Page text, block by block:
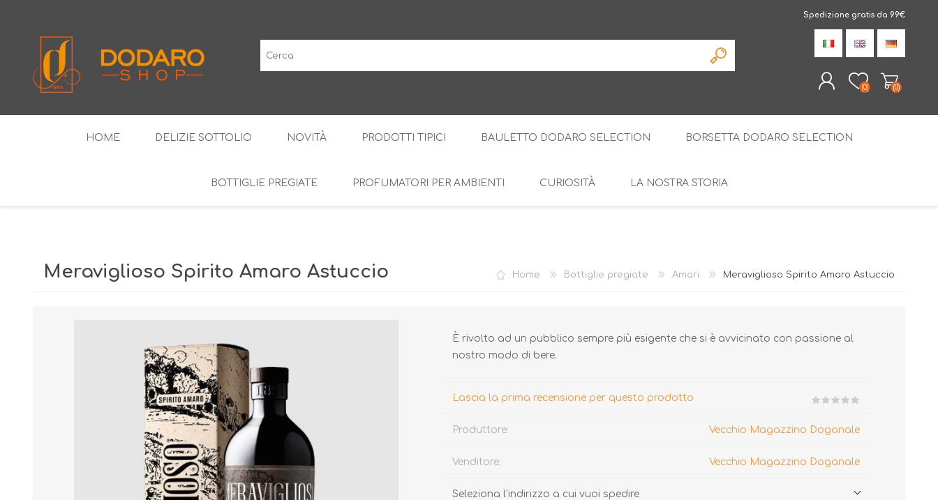
Spedizione gratis da 99€
REGISTRATI
(0) (0)
HOME DELIZIE SOTTOLIO NOVITÀ PRODOTTI TIPICI
MARMELLATE
BAULETTO DODARO SELECTION BORSETTA DODARO SELECTION
BOTTIGLIE PREGIATE PROFUMATORI PER AMBIENTI CURIOSITÀ LA NOSTRA STORIA
Home Bottiglie pregiate Amari Meraviglioso Spirito Amaro Astuccio
Meraviglioso Spirito Amaro Astuccio
È rivolto ad un pubblico sempre più esigente che si è avvicinato con passione al
nostro modo di bere.
Lascia la prima recensione per questo prodotto
Produttore: Vecchio Magazzino Doganale
Venditore: Vecchio Magazzino Doganale
Seleziona l'indirizzo a cui vuoi spedire